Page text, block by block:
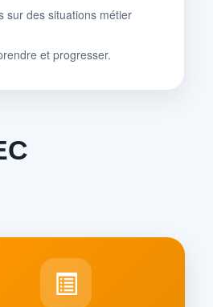
sur des situations métier
et progresser.